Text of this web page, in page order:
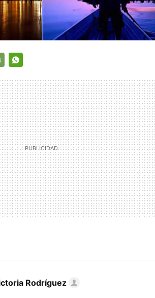
Rodríguez